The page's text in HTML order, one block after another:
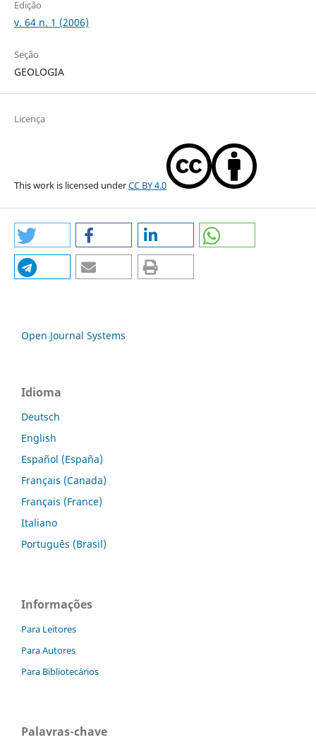
Edição
v. 64 n. 1 (2006)
Seção
GEOLOGIA
Licença
This work is licensed underCC BY 4.0
Open Journal Systems
Idioma
Deutsch
English
Español (España)
Français (Canada)
Français (France)
Italiano
Português (Brasil)
Informações
Para Leitores
Para Autores
Para Bibliotecários
Palavras-chave